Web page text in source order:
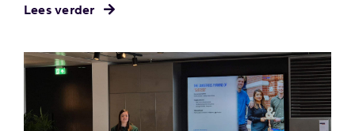
Lees verder